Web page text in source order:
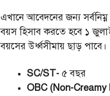
এখানে আবেদনের জন্য
বয়স হিসাব করতে হবে ১ জুলাই,
বয়সের উর্ধ্বসীমায় ছাড় পাবে।
SC/ST- ৫ বছর
OBC (Non-Creamy